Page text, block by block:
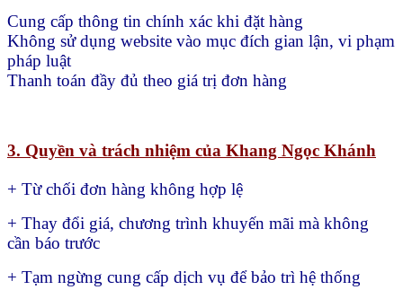
Cung cấp thông tin chính xác khi đặt hàng
Không sử dụng website vào mục đích gian lận, vi phạm
pháp luật
Thanh toán đầy đủ theo giá trị đơn hàng
3. Quyền và trách nhiệm của Khang Ngọc Khánh
+ Từ chối đơn hàng không hợp lệ
+ Thay đổi giá, chương trình khuyến mãi mà không
cần báo trước
+ Tạm ngừng cung cấp dịch vụ để bảo trì hệ thống